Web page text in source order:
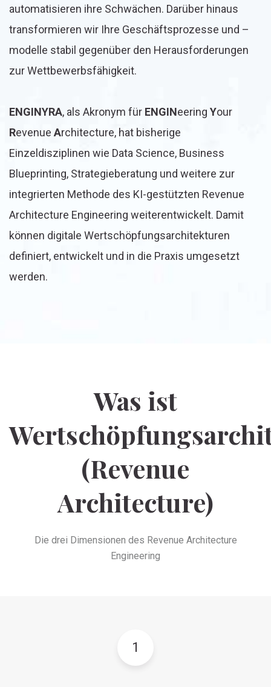
automatisieren ihre Schwächen. Darüber hinaus
transformieren wir Ihre Geschäftsprozesse und –
modelle stabil gegenüber den Herausforderungen
zur Wettbewerbsfähigkeit.
ENGINYRA, als Akronym für ENGINeering Your
Revenue Architecture, hat bisherige
Einzeldisziplinen wie Data Science, Business
Blueprinting, Strategieberatung und weitere zur
integrierten Methode des KI-gestützten Revenue
Architecture Engineering weiterentwickelt. Damit
können digitale Wertschöpfungsarchitekturen
definiert, entwickelt und in die Praxis umgesetzt
werden.
Was ist
(Revenue
Architecture)
Die drei Dimensionen des Revenue Architecture
Engineering
1